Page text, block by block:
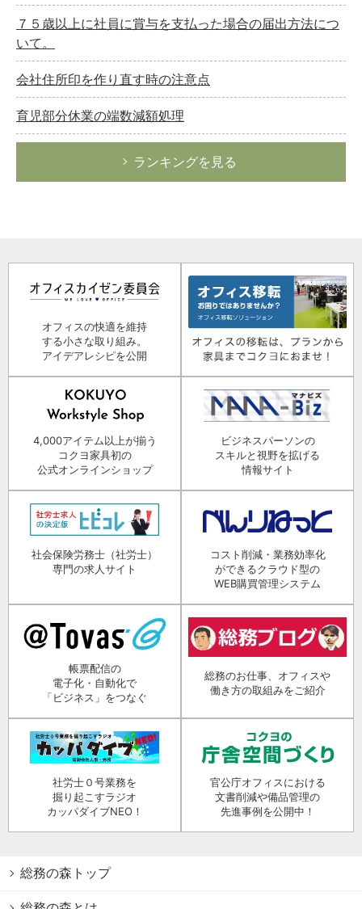
７５歳以上に社員に賞与を支払った場合の届出方法につ
いて。
会社住所印を作り直す時の注意点
育児部分休業の端数減額処理
ランキングを見る
オフィスの快適を維持
する小さな取り組み。
アイデアレシピを公開
4,000アイテム以上が揃う
コクヨ家具初の
公式オンラインショップ
ビジネスパーソンの
スキルと視野を拡げる
情報サイト
社会保険労務士（社労士）
専門の求人サイト
コスト削減・業務効率化
ができるクラウド型の
WEB購買管理システム
帳票配信の
電子化・自動化で
「ビジネス」をつなぐ
総務のお仕事、オフィスや
働き方の取組みをご紹介
社労士０号業務を
掘り起こすラジオ
カッパダイブNEO！
官公庁オフィスにおける
文書削減や備品管理の
先進事例を公開中！
総務の森トップ